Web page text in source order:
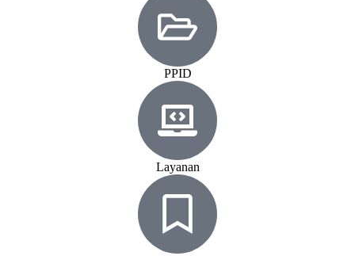
PPID
Layanan